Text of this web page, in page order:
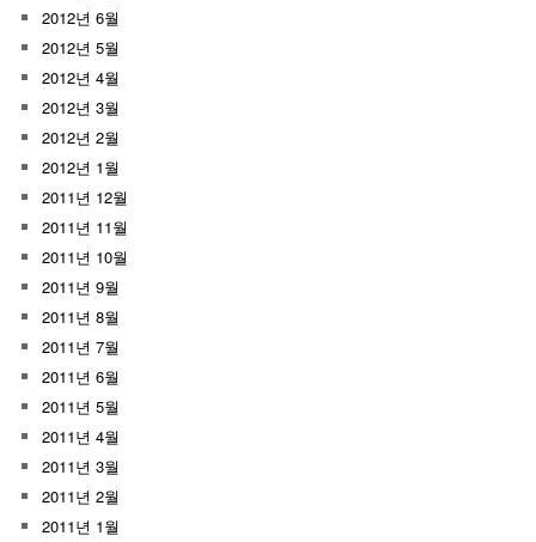
2012년 6월
2012년 5월
2012년 4월
2012년 3월
2012년 2월
2012년 1월
2011년 12월
2011년 11월
2011년 10월
2011년 9월
2011년 8월
2011년 7월
2011년 6월
2011년 5월
2011년 4월
2011년 3월
2011년 2월
2011년 1월